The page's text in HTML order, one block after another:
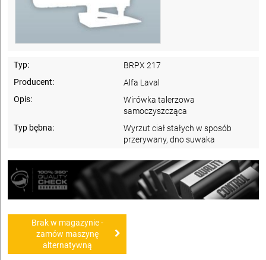
Typ:
BRPX 217
Producent:
Alfa Laval
Opis:
Wirówka talerzowa
samoczyszcząca
Typ bębna:
Wyrzut ciał stałych w sposób
przerywany, dno suwaka
Brak w magazynie -
zamów maszynę
alternatywną